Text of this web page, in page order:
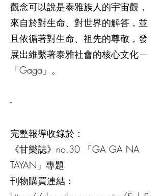
觀念可以說是泰雅族人的宇宙觀，
來自於對生命、對世界的解答，並
且依循著對生命、祖先的尊敬，發
展出維繫著泰雅社會的核心文化—
「Gaga」。
-
完整報導收錄於：
《甘樂誌》no.30 「GA GA NA
TAYAN」專題
刊物購買連結：